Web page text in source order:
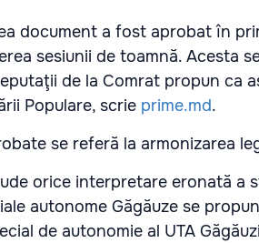
document a fost aprobat în
sesiunii de toamnă. Acesta
de la Comrat propun ca
Populare, scrie prime.md.
se referă la armonizarea
orice interpretare eronată a
autonome Găgăuze se
de autonomie al UTA